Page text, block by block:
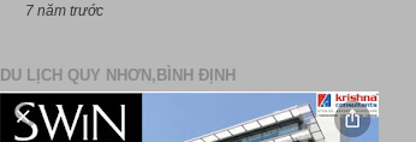
7 năm trước
DU LỊCH QUY NHƠN,BÌNH ĐỊNH